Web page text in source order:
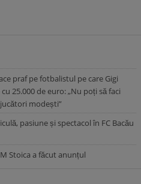
praf pe fotbalistul pe care Gigi
25.000 de euro: „Nu poți să faci
modești”
pasiune și spectacol în FC Bacău
Stoica a făcut anunțul